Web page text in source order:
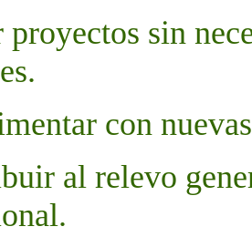
sin
con
al relevo